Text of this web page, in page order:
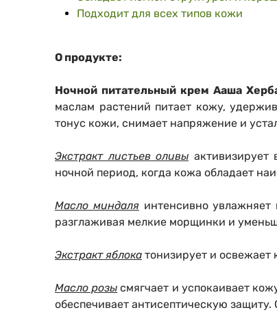
Подходит для всех типов кожи
О продукте:
Ночной питательный крем Ааша
маслам растений питает кожу,
тонус кожи, снимает напряжение и
Экстракт листьев оливы активизирует
ночной период, когда кожа обладает
Масло миндаляинтенсивно увлажняет
разглаживая мелкие морщинки и
Экстракт яблока тонизирует и освежает
Масло розы смягчает и успокаивает
обеспечивает антисептическую защиту.